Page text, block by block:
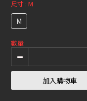
尺寸 : M
M
數量
加入購物車